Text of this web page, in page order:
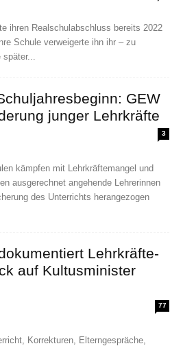
ihren Realschulabschluss bereits 2022
Schule verweigerte ihn ihr – zu
später...
GEW
junger Lehrkräfte
3
kämpfen mit Lehrkräftemangel und
ausgerechnet angehende Lehrerinnen
des Unterrichts herangezogen
Lehrkräfte-
auf Kultusminister
77
Korrekturen, Elterngespräche,